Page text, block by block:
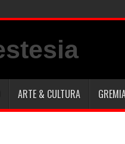
ARTE & CULTURA